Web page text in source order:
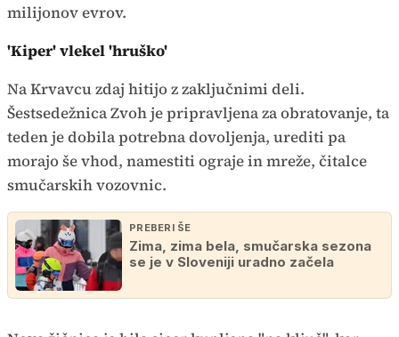
milijonov evrov.
'Kiper' vlekel 'hruško'
Na Krvavcu zdaj hitijo z zaključnimi deli.
Šestsedežnica Zvoh je pripravljena za obratovanje, ta
teden je dobila potrebna dovoljenja, urediti pa
morajo še vhod, namestiti ograje in mreže, čitalce
smučarskih vozovnic.
PREBERI ŠE
Zima, zima bela, smučarska sezona
se je v Sloveniji uradno začela